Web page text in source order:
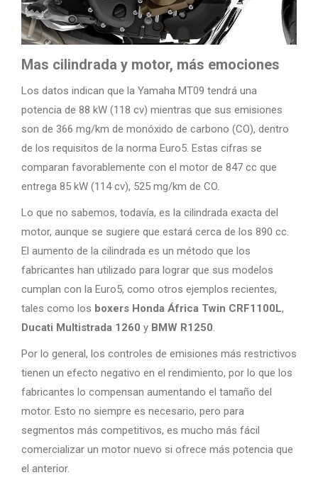
Mas cilindrada y motor, más emociones
Los datos indican que la Yamaha MT09 tendrá una
potencia de 88 kW (118 cv) mientras que sus emisiones
son de 366 mg/km de monóxido de carbono (CO), dentro
de los requisitos de la norma Euro5. Estas cifras se
comparan favorablemente con el motor de 847 cc que
entrega 85 kW (114 cv), 525 mg/km de CO.
Lo que no sabemos, todavía, es la cilindrada exacta del
motor, aunque se sugiere que estará cerca de los 890 cc.
El aumento de la cilindrada es un método que los
fabricantes han utilizado para lograr que sus modelos
cumplan con la Euro5, como otros ejemplos recientes,
tales como los boxers Honda África Twin CRF1100L,
Ducati Multistrada 1260 y BMW R1250.
Por lo general, los controles de emisiones más restrictivos
tienen un efecto negativo en el rendimiento, por lo que los
fabricantes lo compensan aumentando el tamaño del
motor. Esto no siempre es necesario, pero para
segmentos más competitivos, es mucho más fácil
comercializar un motor nuevo si ofrece más potencia que
el anterior.